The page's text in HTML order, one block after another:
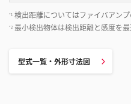
*1 検出距離についてはファイバアン
*2 最小検出物体は検出距離と感度を
型式一覧・外形寸法図